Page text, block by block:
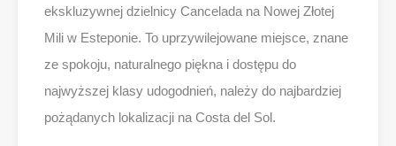
ekskluzywnej dzielnicy Cancelada na Nowej Złotej
Mili w Esteponie. To uprzywilejowane miejsce, znane
ze spokoju, naturalnego piękna i dostępu do
najwyższej klasy udogodnień, należy do najbardziej
pożądanych lokalizacji na Costa del Sol.